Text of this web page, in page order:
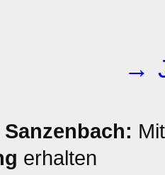
→
erhalten